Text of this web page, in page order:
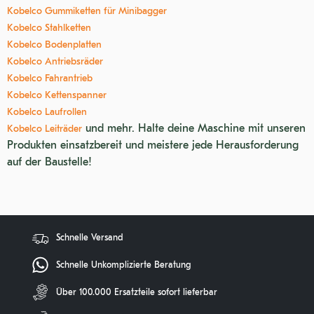
Kobelco Gummiketten für Minibagger
Kobelco Stahlketten
Kobelco Bodenplatten
Kobelco Antriebsräder
Kobelco Fahrantrieb
Kobelco Kettenspanner
Kobelco Laufrollen
Kobelco Leiträder und mehr. Halte deine Maschine mit unseren
Produkten einsatzbereit und meistere jede Herausforderung
auf der Baustelle!
Schnelle Versand
Schnelle Unkomplizierte Beratung
Über 100.000 Ersatzteile sofort lieferbar